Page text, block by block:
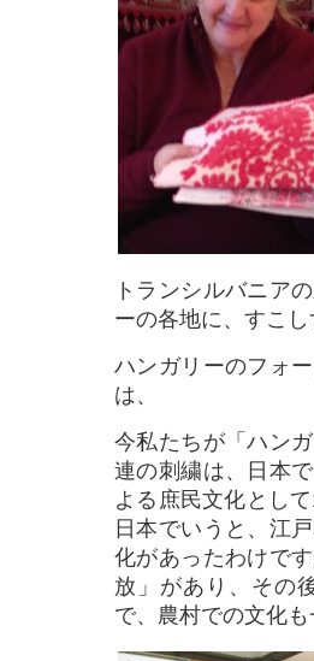
トランシルバニア
ーの各地に、すこ
ハンガリーのフォ
は、
今私たちが「ハン
連の刺繍は、日本
よる庶民文化とし
日本でいうと、江
化があったわけで
放」があり、その
で、農村での文化